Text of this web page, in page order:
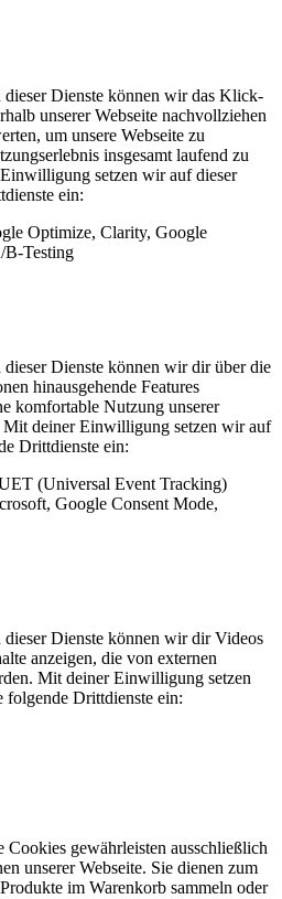
dieser Dienste können wir das Klick-
unserer Webseite nachvollziehen
um unsere Webseite zu
insgesamt laufend zu
setzen wir auf dieser
ein:
Optimize, Clarity, Google
B-Testing
Dienste können wir dir über die
hinausgehende Features
komfortable Nutzung unserer
Mit deiner Einwilligung setzen wir auf
Drittdienste ein:
(Universal Event Tracking)
Google Consent Mode,
Dienste können wir dir Videos
anzeigen, die von externen
Mit deiner Einwilligung setzen
folgende Drittdienste ein:
Cookies gewährleisten ausschließlich
unserer Webseite. Sie dienen zum
im Warenkorb sammeln oder